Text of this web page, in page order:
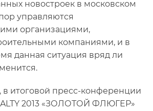
новостроек в московском
управляются
организациями,
компаниями, и в
данная ситуация вряд ли
в итоговой пресс-конференции
2013 «ЗОЛОТОЙ ФЛЮГЕР»